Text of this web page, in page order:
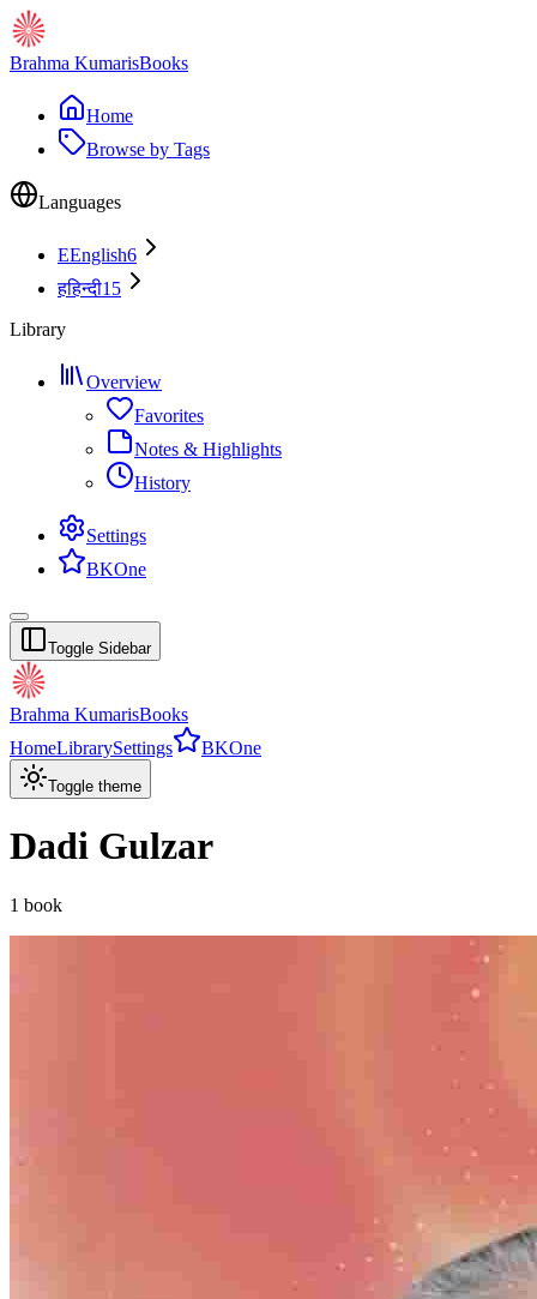
Brahma KumarisBooks
Home
Browse by Tags
Languages
EEnglish6
हहिन्दी15
Library
Overview
Favorites
Notes & Highlights
History
Settings
BKOne
Toggle Sidebar
Brahma KumarisBooks
HomeLibrarySettings BKOne
Toggle theme
Dadi Gulzar
1 book